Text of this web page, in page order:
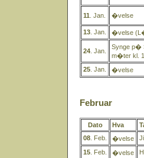
11 . Jan. �velse
13 . Jan. �velse
24 . Jan.
Synge p�
m�ter kl.
25 . Jan. �velse
Februar
Dato Hva
08 . Feb. �velse
15 . Feb. �velse